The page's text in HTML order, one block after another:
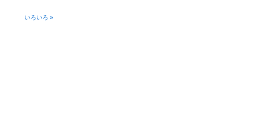
いろいろ »